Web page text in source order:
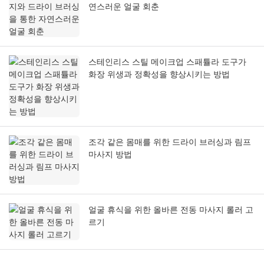
연스러운 얼굴 회춘
스테인리스 스틸 메이크업 스패튤라 도구가
화장 위생과 정확성을 향상시키는 방법
조각 같은 몸매를 위한 드라이 브러싱과 림프
마사지 방법
얼굴 휴식을 위한 올바른 전동 마사지 롤러 고
르기